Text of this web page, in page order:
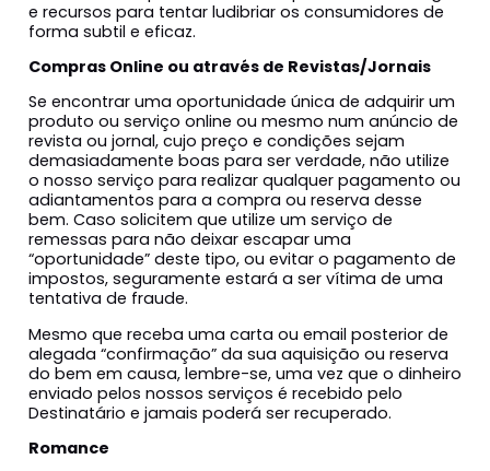
e recursos para tentar ludibriar os consumidores de
forma subtil e eficaz.
Compras Online ou através de Revistas/Jornais
Se encontrar uma oportunidade única de adquirir um
produto ou serviço online ou mesmo num anúncio de
revista ou jornal, cujo preço e condições sejam
demasiadamente boas para ser verdade, não utilize
o nosso serviço para realizar qualquer pagamento ou
adiantamentos para a compra ou reserva desse
bem. Caso solicitem que utilize um serviço de
remessas para não deixar escapar uma
“oportunidade” deste tipo, ou evitar o pagamento de
impostos, seguramente estará a ser vítima de uma
tentativa de fraude.
Mesmo que receba uma carta ou email posterior de
alegada “confirmação” da sua aquisição ou reserva
do bem em causa, lembre-se, uma vez que o dinheiro
enviado pelos nossos serviços é recebido pelo
Destinatário e jamais poderá ser recuperado.
Romance